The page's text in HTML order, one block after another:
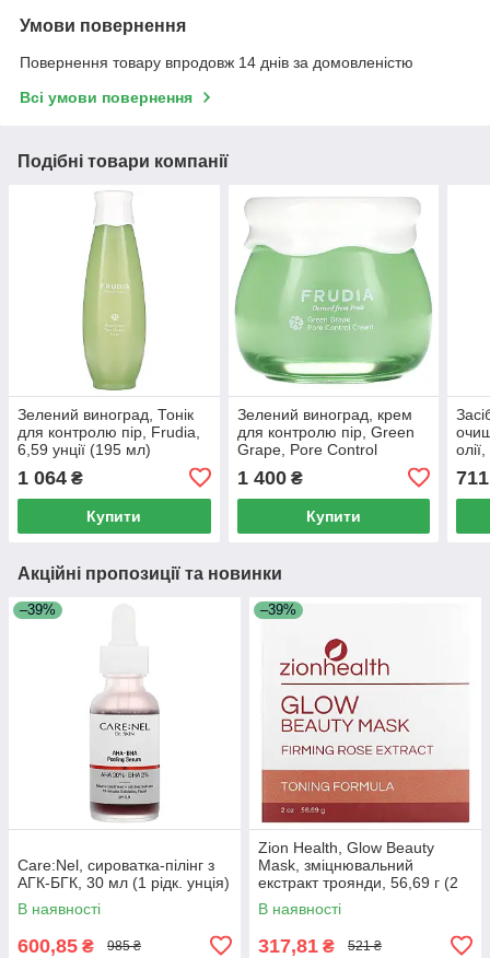
Умови повернення
Повернення товару впродовж 14 днів за домовленістю
Всі умови повернення
Подібні товари компанії
Зелений виноград, Тонік
для контролю пір, Frudia,
6,59 унції (195 мл)
1 064 ₴
Купити
Зелений виноград, крем
для контролю пір, Green
Grape, Pore Control
Cream, Frudia, 1,94 унції
(55 г)
1 400₴
Купити
711
Акційні пропозиції та новинки
–39%
Care:Nel, сироватка-пілінг з
АГК-БГК, 30 мл (1 рідк. унція)
В наявності
600,85 ₴ 985 ₴
–39%
Zion Health, Glow Beauty
Mask, зміцнювальний
екстракт троянди, 56,69 г (2
унції)
В наявності
317,81 ₴ 521 ₴